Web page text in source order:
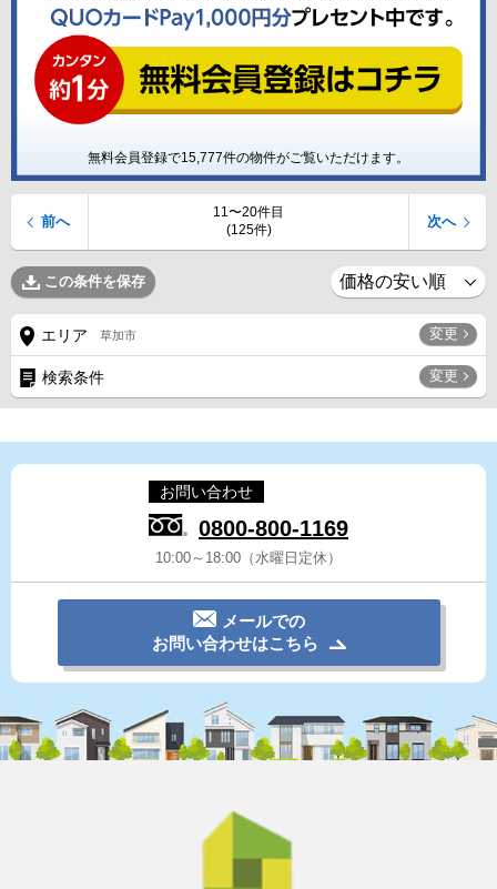
無料会員登録で15,777件の物件がご覧いただけます。
11〜20件目
(125件)
前へ 次へ
この条件を保存
エリア 草加市 変更
検索条件 変更
お問い合わせ
0800-800-1169
10:00～18:00（水曜日定休）
メールでの
お問い合わせはこちら